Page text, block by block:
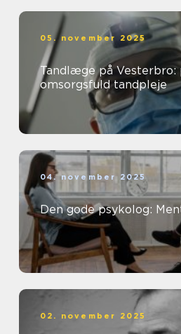
05. november 2025
Tandlæge på Vesterbro:
omsorgsfuld tandpleje
04. november 2025
Den gode psykolog:
02. november 2025